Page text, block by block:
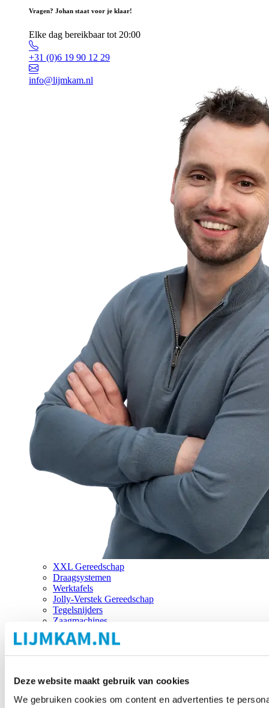
Deze website maakt gebruik van cookies
We gebruiken cookies om content en advertenties te
Vragen? Johan staat voor je klaar!
Elke dag bereikbaar tot 20:00
+31 (0)6 19 90 12 29
info@lijmkam.nl
XXL Gereedschap
Draagsystemen
Werktafels
Jolly-Verstek Gereedschap
Tegelsnijders
Zaagmachines
Merken